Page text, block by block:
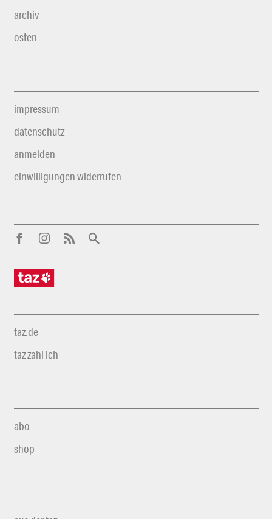
archiv
osten
impressum
datenschutz
anmelden
einwilligungen widerrufen
taz.de
taz zahl ich
abo
shop